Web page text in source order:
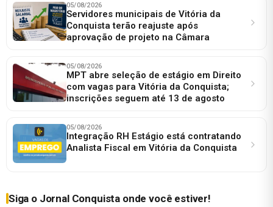
05/08/2026
Servidores municipais de Vitória da
Conquista terão reajuste após
aprovação de projeto na Câmara
05/08/2026
MPT abre seleção de estágio em Direito
com vagas para Vitória da Conquista;
inscrições seguem até 13 de agosto
05/08/2026
Integração RH Estágio está contratando
Analista Fiscal em Vitória da Conquista
Siga o Jornal Conquista onde você estiver!